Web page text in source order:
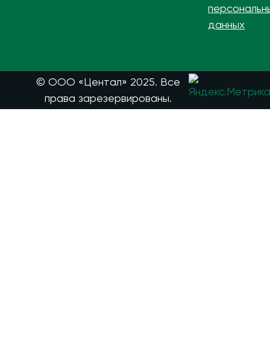
данных
© ООО «Центал» 2025. Все
права зарезервированы.